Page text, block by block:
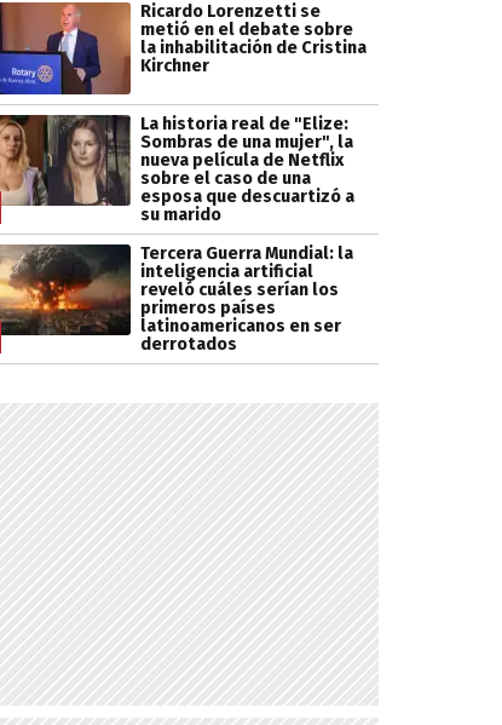
Ricardo Lorenzetti se
metió en el debate sobre
la inhabilitación de Cristina
Kirchner
La historia real de "Elize:
Sombras de una mujer", la
nueva película de Netflix
sobre el caso de una
esposa que descuartizó a
su marido
Tercera Guerra Mundial: la
inteligencia artificial
reveló cuáles serían los
primeros países
latinoamericanos en ser
derrotados